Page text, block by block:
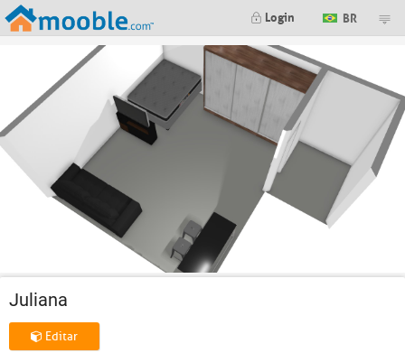
Login BR
Juliana
Editar